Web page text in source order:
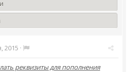
2015 ·
реквизиты для пополнения